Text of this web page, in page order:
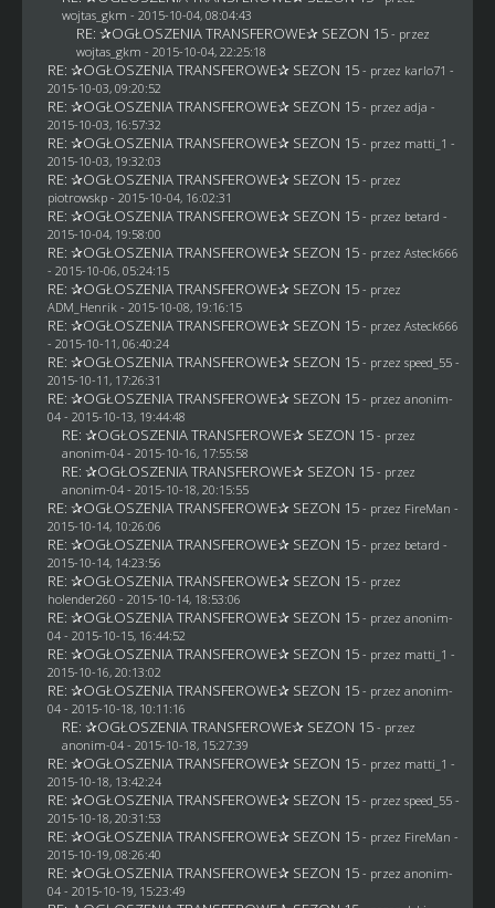
wojtas_gkm - 2015-10-04, 08:04:43
RE: ✰OGŁOSZENIA TRANSFEROWE✰ SEZON 15 - przez
wojtas_gkm - 2015-10-04, 22:25:18
RE: ✰OGŁOSZENIA TRANSFEROWE✰ SEZON 15 - przez karlo71 -
2015-10-03, 09:20:52
RE: ✰OGŁOSZENIA TRANSFEROWE✰ SEZON 15 - przez adja -
2015-10-03, 16:57:32
RE: ✰OGŁOSZENIA TRANSFEROWE✰ SEZON 15 - przez matti_1 -
2015-10-03, 19:32:03
RE: ✰OGŁOSZENIA TRANSFEROWE✰ SEZON 15 - przez
piotrowskp- 2015-10-04, 16:02:31
RE: ✰OGŁOSZENIA TRANSFEROWE✰ SEZON 15 - przez betard -
2015-10-04, 19:58:00
RE: ✰OGŁOSZENIA TRANSFEROWE✰ SEZON 15 - przez Asteck666
- 2015-10-06, 05:24:15
RE: ✰OGŁOSZENIA TRANSFEROWE✰ SEZON 15 - przez
ADM_Henrik - 2015-10-08, 19:16:15
RE: ✰OGŁOSZENIA TRANSFEROWE✰ SEZON 15 - przez Asteck666
- 2015-10-11, 06:40:24
RE: ✰OGŁOSZENIA TRANSFEROWE✰ SEZON 15 - przez speed_55 -
2015-10-11, 17:26:31
RE: ✰OGŁOSZENIA TRANSFEROWE✰ SEZON 15 - przez anonim-
04- 2015-10-13, 19:44:48
RE: ✰OGŁOSZENIA TRANSFEROWE✰ SEZON 15 - przez
anonim-04- 2015-10-16, 17:55:58
RE: ✰OGŁOSZENIA TRANSFEROWE✰ SEZON 15 - przez
anonim-04- 2015-10-18, 20:15:55
RE: ✰OGŁOSZENIA TRANSFEROWE✰ SEZON 15 - przez FireMan -
2015-10-14, 10:26:06
RE: ✰OGŁOSZENIA TRANSFEROWE✰ SEZON 15 - przez betard -
2015-10-14, 14:23:56
RE: ✰OGŁOSZENIA TRANSFEROWE✰ SEZON 15 - przez
holender260 - 2015-10-14, 18:53:06
RE: ✰OGŁOSZENIA TRANSFEROWE✰ SEZON 15 - przez anonim-
04- 2015-10-15, 16:44:52
RE: ✰OGŁOSZENIA TRANSFEROWE✰ SEZON 15 - przez matti_1 -
2015-10-16, 20:13:02
RE: ✰OGŁOSZENIA TRANSFEROWE✰ SEZON 15 - przez anonim-
04- 2015-10-18, 10:11:16
RE: ✰OGŁOSZENIA TRANSFEROWE✰ SEZON 15 - przez
anonim-04- 2015-10-18, 15:27:39
RE: ✰OGŁOSZENIA TRANSFEROWE✰ SEZON 15 - przez matti_1 -
2015-10-18, 13:42:24
RE: ✰OGŁOSZENIA TRANSFEROWE✰ SEZON 15 - przez speed_55 -
2015-10-18, 20:31:53
RE: ✰OGŁOSZENIA TRANSFEROWE✰ SEZON 15 - przez FireMan -
2015-10-19, 08:26:40
RE: ✰OGŁOSZENIA TRANSFEROWE✰ SEZON 15 - przez anonim-
04- 2015-10-19, 15:23:49